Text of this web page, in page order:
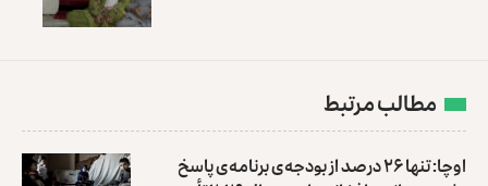
مطالب مرتبط
اوچا: تنها ۲۶ درصد از بودجه‌ی برنامه‌ی پاسخ